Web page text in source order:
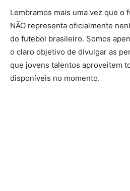
Lembramos mais uma vez que o
NÃO representa oficialmente
do futebol brasileiro. Somos
o claro objetivo de divulgar as
que jovens talentos aproveitem
disponíveis no momento.